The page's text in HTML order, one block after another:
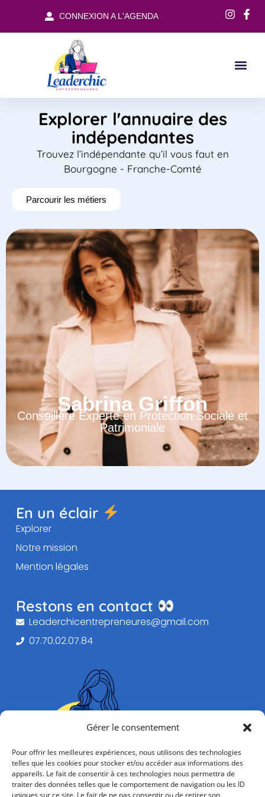
Gérer le consentement
Pour offrir les meilleures expériences, nous utilisons des technologies
telles que les cookies pour stocker et/ou accéder aux informations des
appareils. Le fait de consentir à ces technologies nous permettra de
traiter des données telles que le comportement de navigation ou les ID
uniques sur ce site. Le fait de ne pas consentir ou de retirer son
CONNEXION A L'AGENDA
Explorer l'annuaire des
indépendantes
Trouvez l’indépendante qu’il vous faut en
Bourgogne - Franche-Comté
Parcourir les métiers
Sabrina Griffon
Conseillère Experte en Protection Sociale et
Patrimoniale
En un éclair
Explorer
Notre mission
Mention légales
Restons en contact
Leaderchicentrepreneures@gmail.com
07.70.02.07.84